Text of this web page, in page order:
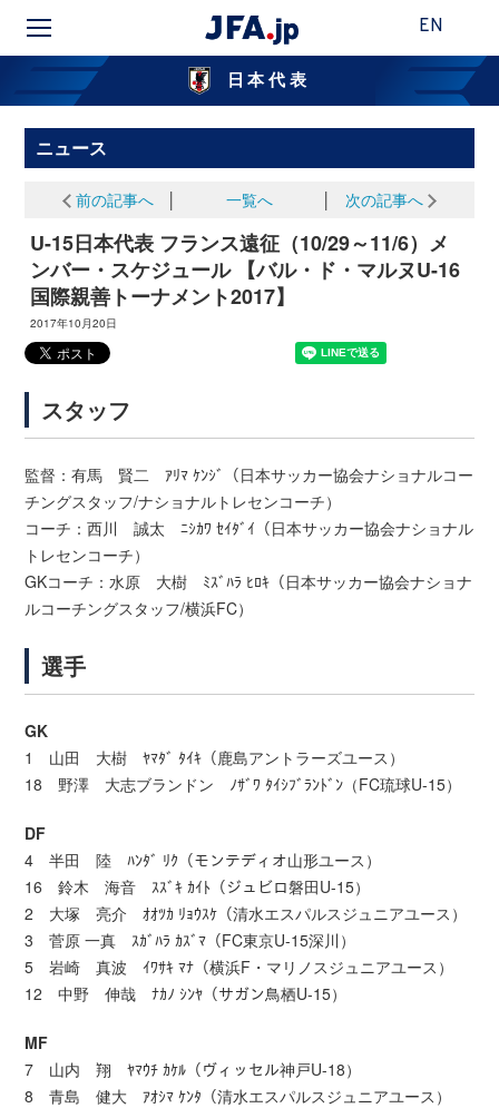
EN
日本代表
ニュース
前の記事へ 一覧へ 次の記事へ
U-15日本代表 フランス遠征（10/29～11/6）メ
ンバー・スケジュール 【バル・ド・マルヌU-16
国際親善トーナメント2017】
2017年10月20日
スタッフ
監督：有馬 賢二 ｱﾘﾏ ｹﾝｼﾞ（日本サッカー協会ナショナルコー
チングスタッフ/ナショナルトレセンコーチ）
コーチ：西川 誠太 ﾆｼｶﾜ ｾｲﾀﾞｲ（日本サッカー協会ナショナル
トレセンコーチ）
GKコーチ：水原 大樹 ﾐｽﾞﾊﾗ ﾋﾛｷ（日本サッカー協会ナショナ
ルコーチングスタッフ/横浜FC）
選手
GK
1 山田 大樹 ﾔﾏﾀﾞ ﾀｲｷ（鹿島アントラーズユース）
18 野澤 大志ブランドン ﾉｻﾞﾜ ﾀｲｼﾌﾞﾗﾝﾄﾞﾝ（FC琉球U-15）
DF
4 半田 陸 ﾊﾝﾀﾞ ﾘｸ（モンテディオ山形ユース）
16 鈴木 海音 ｽｽﾞｷ ｶｲﾄ（ジュビロ磐田U-15）
2 大塚 亮介 ｵｵﾂｶ ﾘｮｳｽｹ（清水エスパルスジュニアユース）
3 菅原 一真 ｽｶﾞﾊﾗ ｶｽﾞﾏ（FC東京U-15深川）
5 岩崎 真波 ｲﾜｻｷ ﾏﾅ（横浜F・マリノスジュニアユース）
12 中野 伸哉 ﾅｶﾉ ｼﾝﾔ（サガン鳥栖U-15）
MF
7 山内 翔 ﾔﾏｳﾁ ｶｹﾙ（ヴィッセル神戸U-18）
8 青島 健大 ｱｵｼﾏ ｹﾝﾀ（清水エスパルスジュニアユース）